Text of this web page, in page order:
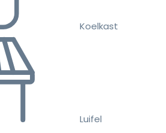
Koelkast
Luifel